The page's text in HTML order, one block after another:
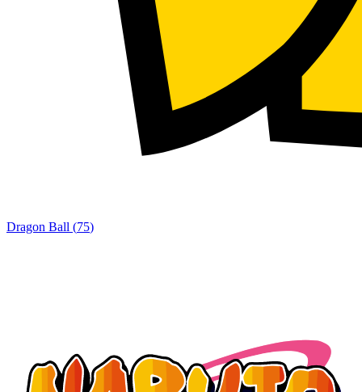
Dragon Ball (75)